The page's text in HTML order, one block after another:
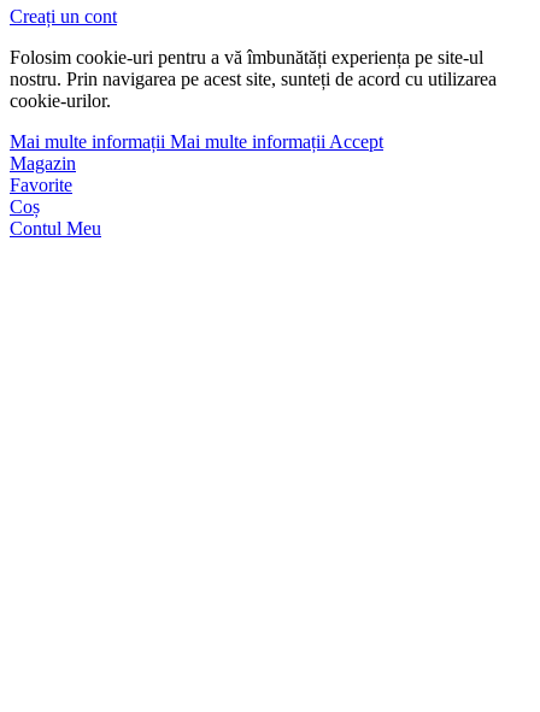
Creați un cont
Folosim cookie-uri pentru a vă îmbunătăți experiența pe site-ul
nostru. Prin navigarea pe acest site, sunteți de acord cu utilizarea
cookie-urilor.
Mai multe informații Mai multe informațiiAccept
Magazin
Favorite
Coș
Contul Meu